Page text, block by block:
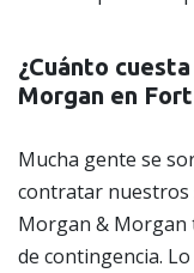
¿Cuánto
Morgan en
Mucha gente se
contratar nuestros
Morgan & Morgan
de contingencia.